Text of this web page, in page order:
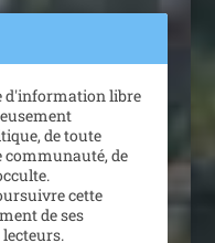
d'information libre
de toute
communauté, de
cette
de ses